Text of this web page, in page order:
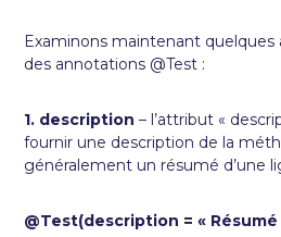
Examinons maintenant
des annotations @Test :
1. description – l’attribut «
fournir une description de la
généralement un résumé d’une
@Test(description = «